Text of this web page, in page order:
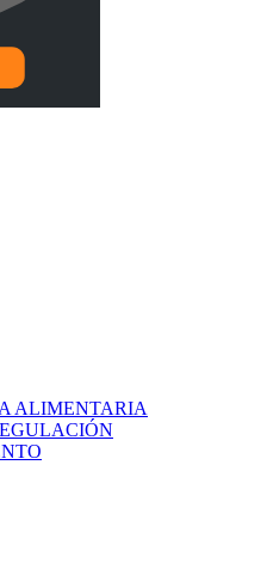
ALIMENTARIA